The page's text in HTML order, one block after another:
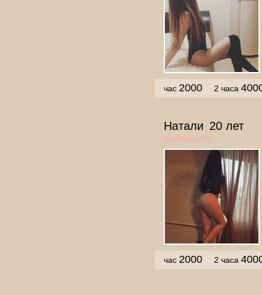
час 2000 2 часа
Натали 20 лет
Индивидуалка
час 2000 2 часа